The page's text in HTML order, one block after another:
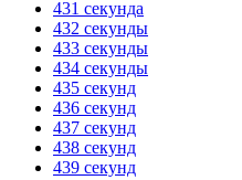
431 секунда
432 секунды
433 секунды
434 секунды
435 секунд
436 секунд
437 секунд
438 секунд
439 секунд